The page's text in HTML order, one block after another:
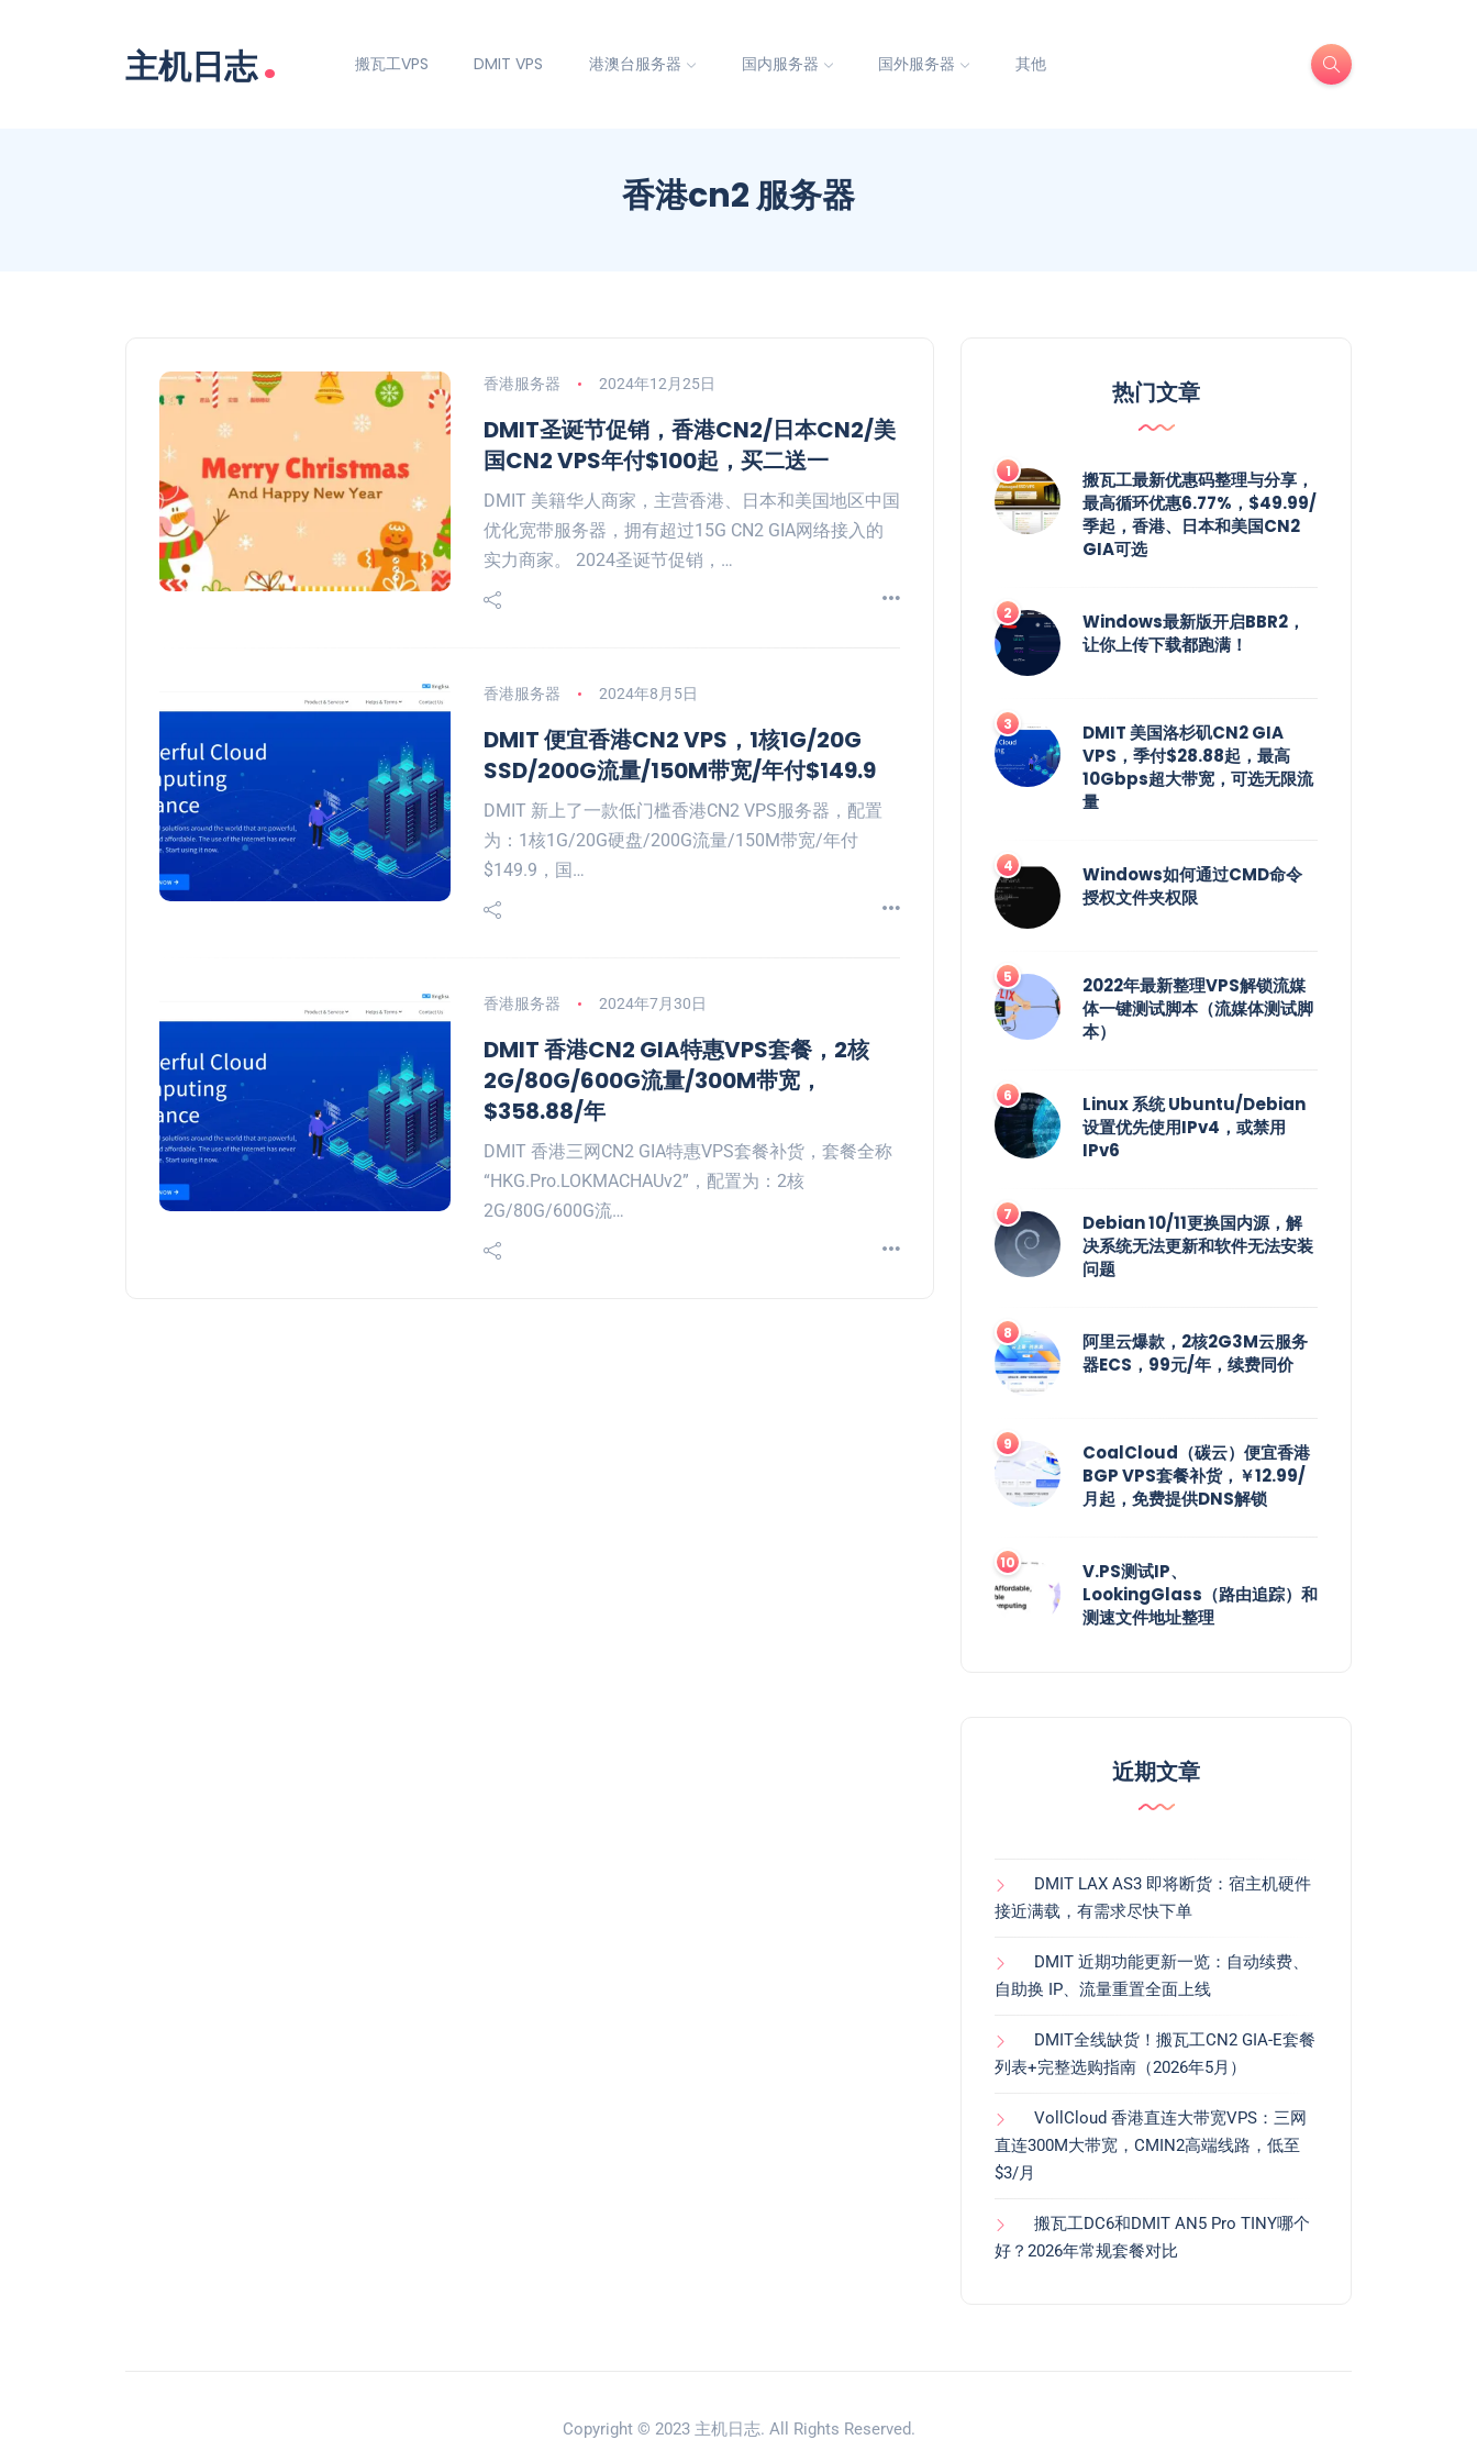
主机日志. 搬瓦工VPS DMIT VPS 港澳台服务器 国内服务器 国外服务器 其他
香港cn2 服务器
香港服务器 2024年12月25日
DMIT圣诞节促销，香港CN2/日本CN2/美
国CN2 VPS年付$100起，买二送一
DMIT 美籍华人商家，主营香港、日本和美国地区中国
优化宽带服务器，拥有超过15G CN2 GIA网络接入的
实力商家。 2024圣诞节促销，…
香港服务器 2024年8月5日
DMIT 便宜香港CN2 VPS，1核1G/20G
SSD/200G流量/150M带宽/年付$149.9
DMIT 新上了一款低门槛香港CN2 VPS服务器，配置
为：1核1G/20G硬盘/200G流量/150M带宽/年付
$149.9，国…
香港服务器 2024年7月30日
DMIT 香港CN2 GIA特惠VPS套餐，2核
2G/80G/600G流量/300M带宽，
$358.88/年
DMIT 香港三网CN2 GIA特惠VPS套餐补货，套餐全称
“HKG.Pro.LOKMACHAUv2”，配置为：2核
2G/80G/600G流…
热门文章
搬瓦工最新优惠码整理与分享，
最高循环优惠6.77%，$49.99/
季起，香港、日本和美国CN2
GIA可选
Windows最新版开启BBR2，
让你上传下载都跑满！
DMIT 美国洛杉矶CN2 GIA
VPS，季付$28.88起，最高
10Gbps超大带宽，可选无限流
量
Windows如何通过CMD命令
授权文件夹权限
2022年最新整理VPS解锁流媒
体一键测试脚本（流媒体测试脚
本）
Linux 系统 Ubuntu/Debian
设置优先使用IPv4，或禁用
IPv6
Debian 10/11更换国内源，解
决系统无法更新和软件无法安装
问题
阿里云爆款，2核2G3M云服务
器ECS，99元/年，续费同价
CoalCloud（碳云）便宜香港
BGP VPS套餐补货，￥12.99/
月起，免费提供DNS解锁
V.PS测试IP、
LookingGlass（路由追踪）和
测速文件地址整理
近期文章
DMIT LAX AS3 即将断货：宿主机硬件
接近满载，有需求尽快下单
DMIT 近期功能更新一览：自动续费、
自助换 IP、流量重置全面上线
DMIT全线缺货！搬瓦工CN2 GIA-E套餐
列表+完整选购指南（2026年5月）
VollCloud 香港直连大带宽VPS：三网
直连300M大带宽，CMIN2高端线路，低至
$3/月
搬瓦工DC6和DMIT AN5 Pro TINY哪个
好？2026年常规套餐对比
Copyright © 2023 主机日志. All Rights Reserved.